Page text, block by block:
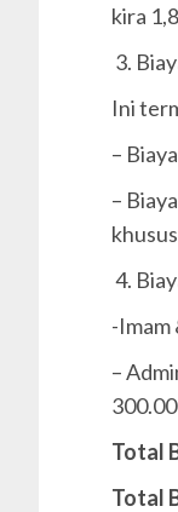
kira
3.
Ini
–
–
4.
-Imam
–
Total
Total